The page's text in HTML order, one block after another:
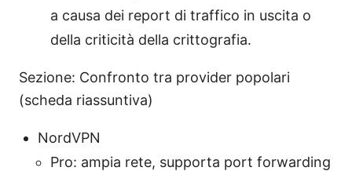
a causa dei report di traffico in uscita o
della criticità della crittografia.
Sezione: Confronto tra provider popolari
(scheda riassuntiva)
NordVPN
Pro: ampia rete, supporta port forwarding